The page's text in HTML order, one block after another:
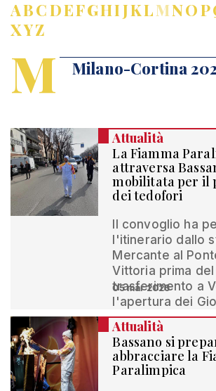
ABCDEFGHIJKLMNOP
XYZ
M Milano-Cortina
Attualità
La Fiamma
attraversa
mobilitata per il
dei tedofori
Il convoglio ha
l'itinerario dallo
Mercante al
Vittoria prima del
trasferimento a
l'apertura dei
05 mar 2026
Attualità
Bassano si
abbracciare la
Paralimpica